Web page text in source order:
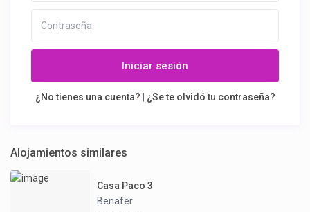
Iniciar sesión
¿No tienes una cuenta? ¿Se te olvidó tu contraseña?
Alojamientos similares
Casa Paco 3
Benafer